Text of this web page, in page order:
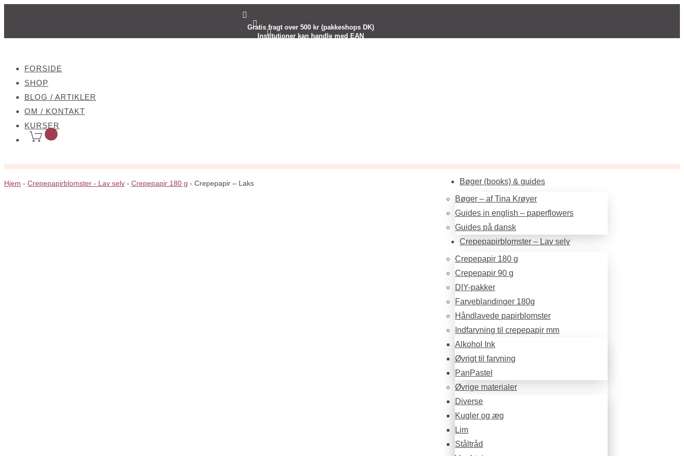

Gratis fragt over 500 kr (pakkeshops DK)

Institutioner kan handle med EAN

FORSIDE
SHOP
BLOG / ARTIKLER
OM / KONTAKT
KURSER
Bøger (books) & guides
Bøger – af Tina Krøyer
Guides in english – paperflowers
Guides på dansk
Crepepapirblomster – Lav selv
Crepepapir 180 g
Crepepapir 90 g
DIY-pakker
Farveblandinger 180g
Håndlavede papirblomster
Indfarvning til crepepapir mm
Alkohol Ink
Øvrigt til farvning
PanPastel
Øvrige materialer
Diverse
Kugler og æg
Lim
Ståltråd
Hjem - Crepepapirblomster - Lav selv - Crepepapir 180 g - Crepepapir – Laks